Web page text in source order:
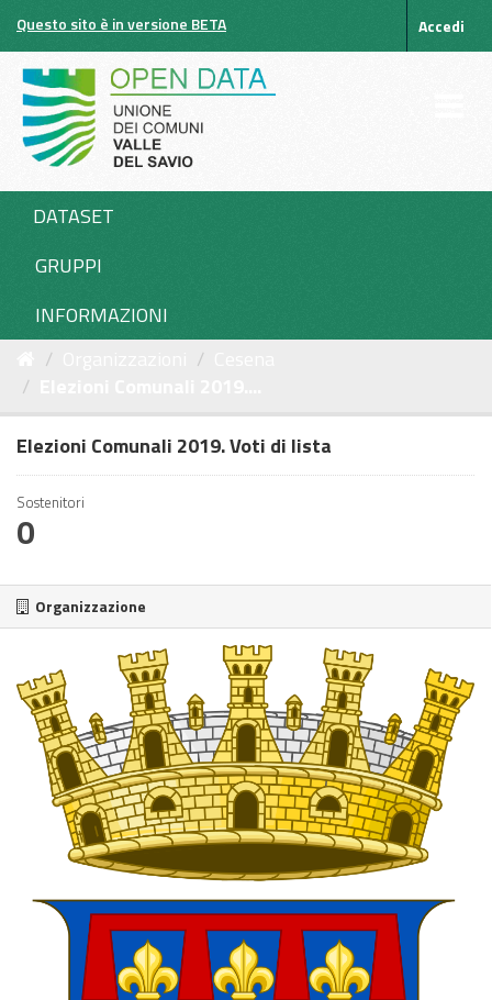
Salta
contenuto
Questo sito è in versione BETA Accedi
DATASET
GRUPPI
INFORMAZIONI
Elezioni Comunali 2019. Voti di lista
Sostenitori
0
Organizzazione